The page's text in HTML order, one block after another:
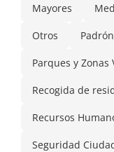
Mayores
Otros
Parques y Zonas
Recogida de
Recursos
Seguridad